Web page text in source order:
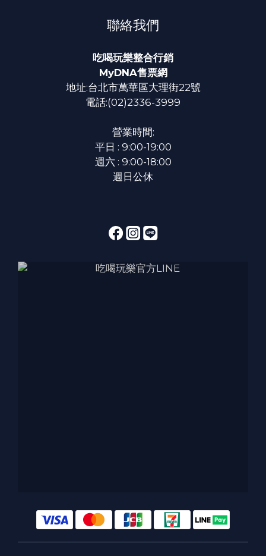
聯絡我們
吃喝玩樂整合行銷
MyDNA售票網
地址:台北市萬華區大理街22號
電話:(02)2336-3999
營業時間:
平日 : 9:00-19:00
週六 : 9:00-18:00
週日公休